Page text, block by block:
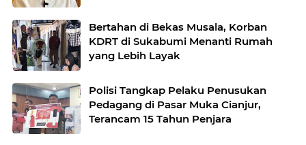
Bertahan di Bekas Musala, Korban
KDRT di Sukabumi Menanti Rumah
yang Lebih Layak
Polisi Tangkap Pelaku Penusukan
Pedagang di Pasar Muka Cianjur,
Terancam 15 Tahun Penjara